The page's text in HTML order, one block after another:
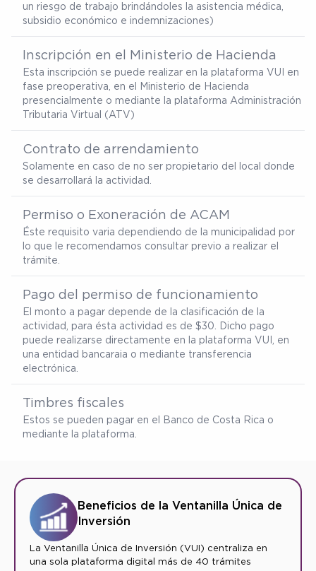
un riesgo de trabajo brindándoles la asistencia médica,
subsidio económico e indemnizaciones)
Inscripción en el Ministerio de Hacienda
Esta inscripción se puede realizar en la plataforma VUI en
fase preoperativa, en el Ministerio de Hacienda
presencialmente o mediante la plataforma Administración
Tributaria Virtual (ATV)
Contrato de arrendamiento
Solamente en caso de no ser propietario del local donde
se desarrollará la actividad.
Permiso o Exoneración de ACAM
Éste requisito varia dependiendo de la municipalidad por
lo que le recomendamos consultar previo a realizar el
trámite.
Pago del permiso de funcionamiento
El monto a pagar depende de la clasificación de la
actividad, para ésta actividad es de $30. Dicho pago
puede realizarse directamente en la plataforma VUI, en
una entidad bancaraia o mediante transferencia
electrónica.
Timbres fiscales
Estos se pueden pagar en el Banco de Costa Rica o
mediante la plataforma.
Beneficios de la Ventanilla Única de
Inversión
La Ventanilla Única de Inversión (VUI) centraliza en
una sola plataforma digital más de 40 trámites